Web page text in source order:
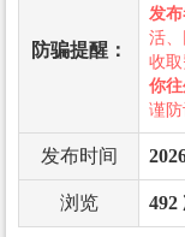
防骗提醒：
发
活
收取
你
谨防
发布时间
浏览 492